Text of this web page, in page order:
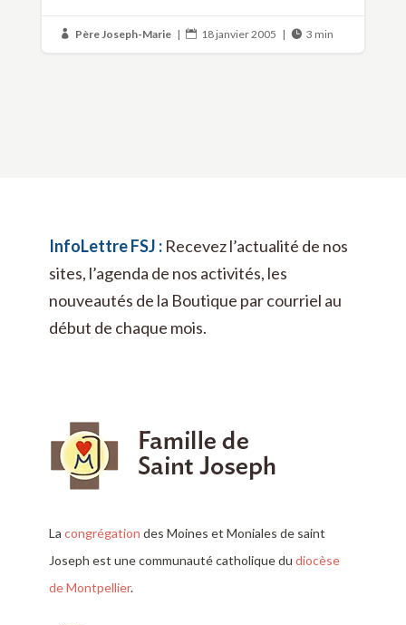
 Père Joseph-Marie |  18 janvier 2005 |  3 min
InfoLettre FSJ : Recevez l’actualité de nos
sites, l’agenda de nos activités, les
nouveautés de la Boutique par courriel au
début de chaque mois.
Lacongrégation des Moines et Moniales de saint
Joseph est une communauté catholique dudiocèse
de Montpellier.